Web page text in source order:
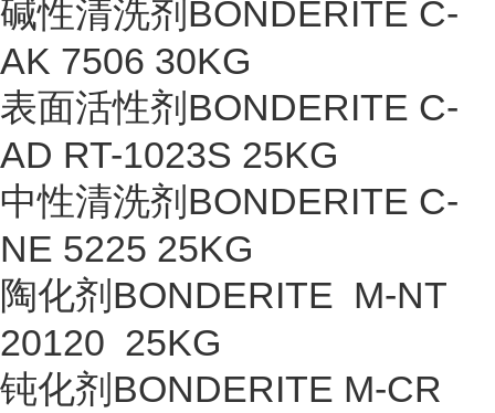
碱性清洗剂BONDERITE C-
AK 7506 30KG
表面活性剂BONDERITE C-
AD RT-1023S 25KG
中性清洗剂BONDERITE C-
NE 5225 25KG
陶化剂BONDERITE M-NT
20120 25KG
钝化剂BONDERITE M-CR